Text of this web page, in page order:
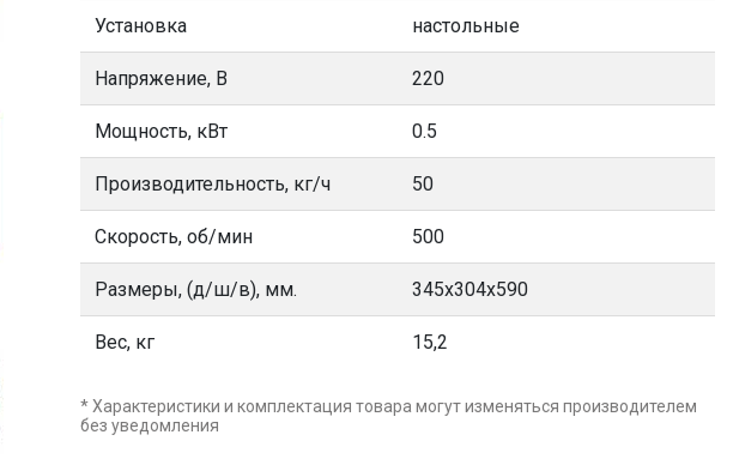
Установка настольные
Напряжение, В 220
Мощность, кВт 0.5
Производительность, кг/ч 50
Скорость, об/мин 500
Размеры, (д/ш/в), мм. 345х304х590
Вес, кг 15,2
* Характеристики и комплектация товара могут изменяться производителем
без уведомления